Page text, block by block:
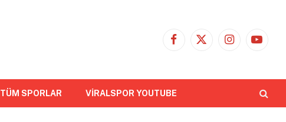
Facebook
X
Instagram
TÜM SPORLAR VİRALSPOR YOUTUBE